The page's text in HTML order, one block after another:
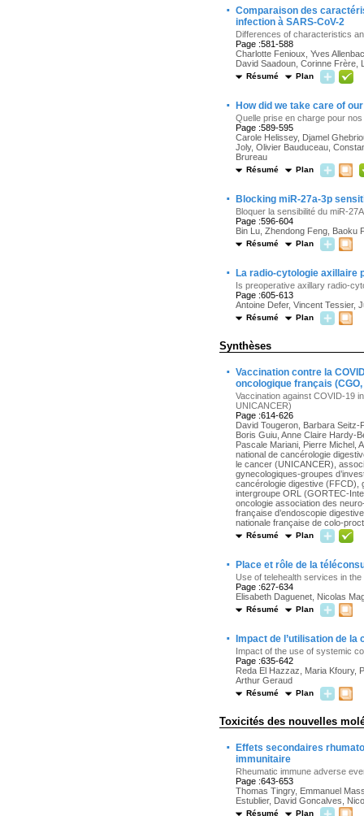
· Comparaison des
infection à SARS-CoV-2
Differences of characteristics
Page :581-588
Charlotte Fenioux, Yves
David Saadoun, Corinne Frère,
Résumé Plan
· How did we take care of
Quelle prise en charge pour
Page :589-595
Carole Helissey, Djamel
Joly, Olivier Bauduceau,
Brureau
Résumé Plan
· Blocking miR-27a-3p
Bloquer la sensibilité du miR-
Page :596-604
Bin Lu, Zhendong Feng, Baoku
Résumé Plan
· La radio-cytologie axillaire
Is preoperative axillary radio-
Page :605-613
Antoine Defer, Vincent Tessier,
Résumé Plan
Synthèses
· Vaccination contre la
oncologique français
Vaccination against COVID-19
UNICANCER)
Page :614-626
David Tougeron, Barbara
Boris Guiu, Anne Claire Hardy-
Pascale Mariani, Pierre Michel,
national de cancérologie
le cancer (UNICANCER),
gynecologiques-groupes
cancérologie digestive (FFCD),
intergroupe ORL (GORTEC-
oncologie association des
française d’endoscopie
nationale française de colo-
Résumé Plan
· Place et rôle de la
Use of telehealth services in
Page :627-634
Elisabeth Daguenet, Nicolas
Résumé Plan
· Impact de l’utilisation de
Impact of the use of systemic
Page :635-642
Reda El Hazzaz, Maria Kfoury,
Arthur Geraud
Résumé Plan
Toxicités des nouvelles
·
Effets secondaires
immunitaire
Rheumatic immune adverse
Page :643-653
Thomas Tingry, Emmanuel
Estublier, David Goncalves,
Résumé Plan